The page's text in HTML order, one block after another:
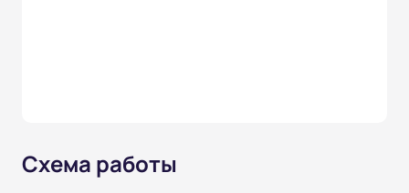
Схема работы